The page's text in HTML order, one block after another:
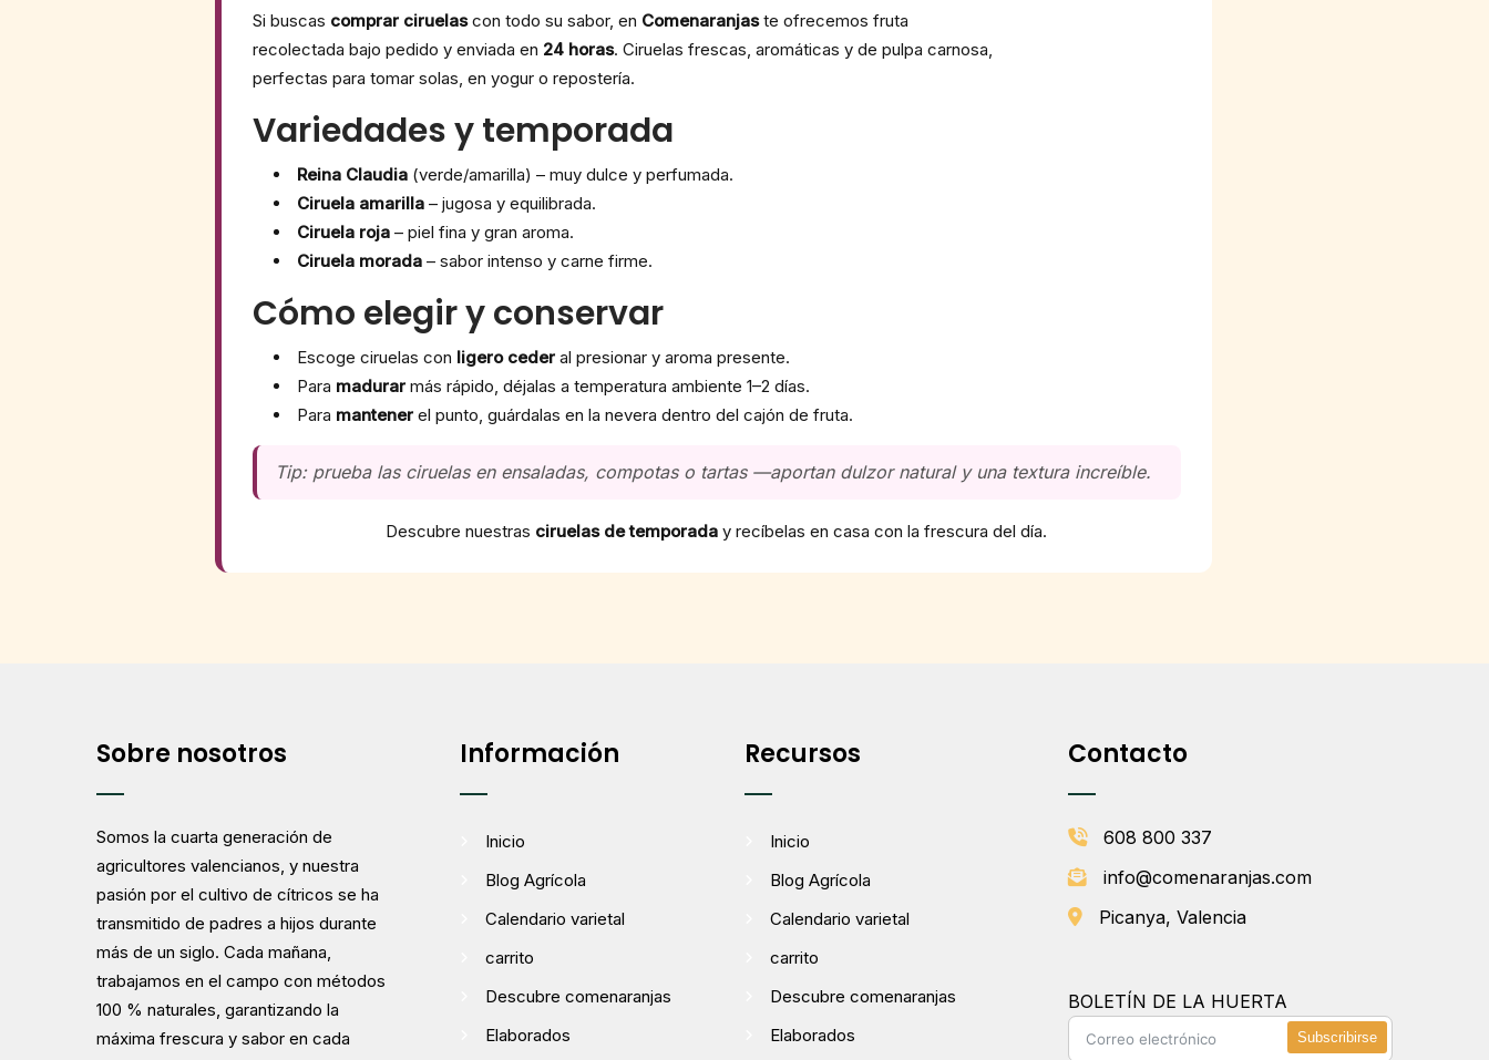
Si buscas comprar ciruelascon todo su sabor, en Comenaranjaste ofrecemos fruta
recolectada bajo pedido y enviada en 24 horas. Ciruelas frescas, aromáticas y de pulpa carnosa,
perfectas para tomar solas, en yogur o repostería.
Variedades y temporada
Reina Claudia(verde/amarilla) – muy dulce y perfumada.
Ciruela amarilla– jugosa y equilibrada.
Ciruela roja– piel fina y gran aroma.
Ciruela morada– sabor intenso y carne firme.
Cómo elegir y conservar
Escoge ciruelas con ligero cederal presionar y aroma presente.
Para madurarmás rápido, déjalas a temperatura ambiente 1–2 días.
Para mantenerel punto, guárdalas en la nevera dentro del cajón de fruta.
Tip: prueba las ciruelas en ensaladas, compotas o tartas —aportan dulzor natural y una textura increíble.
Descubre nuestras ciruelas de temporada y recíbelas en casa con la frescura del día.
Sobre nosotros
Somos la cuarta generación de
agricultores valencianos, y nuestra
pasión por el cultivo de cítricos se ha
transmitido de padres a hijos durante
más de un siglo. Cada mañana,
trabajamos en el campo con métodos
100 % naturales, garantizando la
máxima frescura y sabor en cada
Información
Inicio
Blog Agrícola
Calendario varietal
carrito
Descubre comenaranjas
Elaborados
Recursos
Inicio
Blog Agrícola
Calendario varietal
carrito
Descubre comenaranjas
Elaborados
Contacto
608 800 337
info@comenaranjas.com
Picanya, Valencia
BOLETÍN DE LA HUERTA
Subscribirse